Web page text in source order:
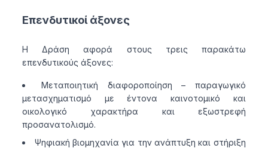
Επενδυτικοί άξονες
Η Δράση αφορά στους τρεις παρακάτω
επενδυτικούς άξονες:
Μεταποιητική διαφοροποίηση – παραγωγικό
μετασχηματισμό με έντονα καινοτομικό και
οικολογικό χαρακτήρα και εξωστρεφή
προσανατολισμό.
Ψηφιακή βιομηχανία για την ανάπτυξη και στήριξη